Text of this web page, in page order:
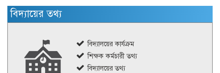
বিদ্যায়ের তথ্য
বিদ্যালয়ের কার্যক্রম
শিক্ষক কর্মচারী তথ্য
বিদ্যালয়ের তথ্য